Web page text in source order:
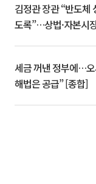
김정관 장관 “반도체
도록”…상법·자본시
세금 꺼낸 정부에…
해법은 공급” [종합]